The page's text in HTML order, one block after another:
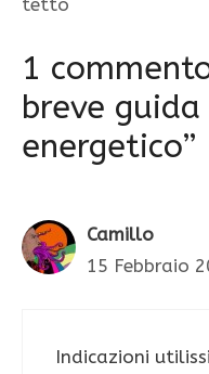
tetto
1
breve
energetico”
Camillo
15 Febbraio
Indicazioni